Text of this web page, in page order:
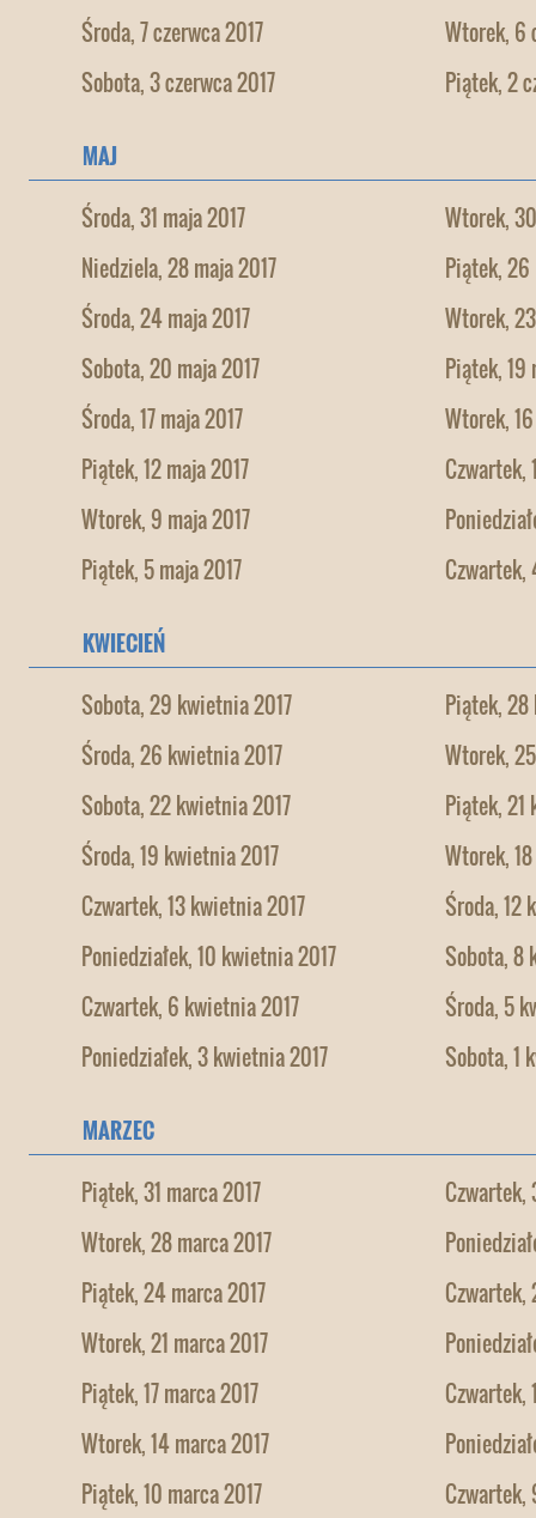
Środa, 7 czerwca 2017
Wtorek, 6
Sobota, 3 czerwca 2017
Piątek, 2
MAJ
Środa, 31 maja 2017
Wtorek,
Niedziela, 28 maja 2017
Piątek, 26
Środa, 24 maja 2017
Wtorek,
Sobota, 20 maja 2017
Piątek, 19
Środa, 17 maja 2017
Wtorek,
Piątek, 12 maja 2017
Czwartek,
Wtorek, 9 maja 2017
Piątek, 5 maja 2017
Czwartek,
KWIECIEŃ
Sobota, 29 kwietnia 2017
Piątek,
Środa, 26 kwietnia 2017
Wtorek,
Sobota, 22 kwietnia 2017
Piątek, 21
Środa, 19 kwietnia 2017
Wtorek,
Czwartek, 13 kwietnia 2017
Środa, 12
Poniedziałek, 10 kwietnia 2017
Sobota, 8
Czwartek, 6 kwietnia 2017
Środa, 5
Poniedziałek, 3 kwietnia 2017
Sobota, 1
MARZEC
Piątek, 31 marca 2017
Czwartek,
Wtorek, 28 marca 2017
Piątek, 24 marca 2017
Czwartek,
Wtorek, 21 marca 2017
Piątek, 17 marca 2017
Czwartek,
Wtorek, 14 marca 2017
Piątek, 10 marca 2017
Czwartek,